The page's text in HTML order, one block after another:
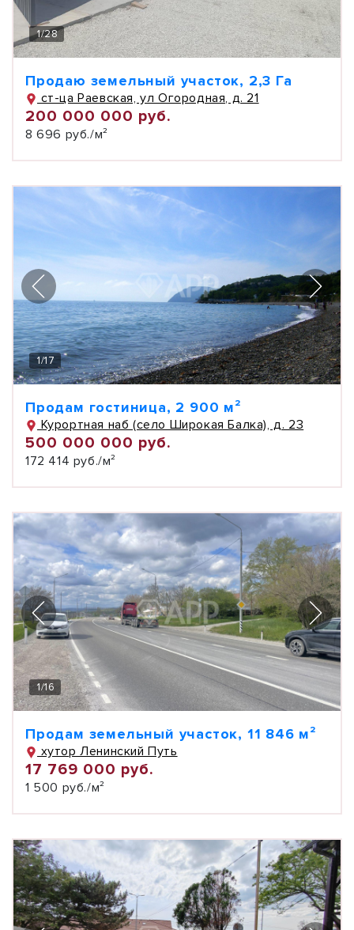
1/28
Продаю земельный участок, 2,3 Га
ст-ца Раевская, ул Огородная, д. 21
200 000 000 руб.
8 696 руб./м²
1/17
Продам гостиница, 2 900 м²
Курортная наб (село Широкая Балка), д. 23
500 000 000 руб.
172 414 руб./м²
1/16
Продам земельный участок, 11 846 м²
хутор Ленинский Путь
17 769 000 руб.
1 500 руб./м²